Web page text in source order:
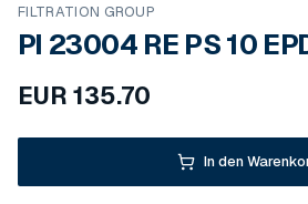
FILTRATION GROUP
PI 23004 RE PS 10
EUR 135.70
In den